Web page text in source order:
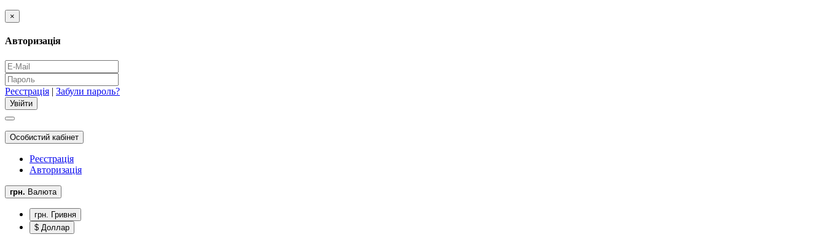
×
Авторизація
Реєстрація | Забули пароль?
Особистий кабінет
Реєстрація
Авторизація
грн. Валюта
грн. Гривня
$ Доллар